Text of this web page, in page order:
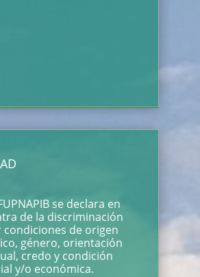
se declara en
de la discriminación
condiciones de origen
género, orientación
credo y condición
y/o económica.